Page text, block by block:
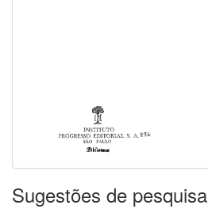
Sugestões de pesquisa